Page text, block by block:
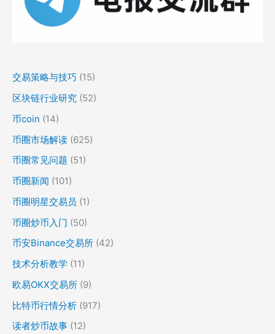
交易策略与技巧 (15)
区块链行业研究 (52)
币coin (14)
币圈市场解读 (625)
币圈常见问题 (51)
币圈新闻 (101)
币圈明星交易员 (1)
币圈炒币入门 (50)
币安Binance交易所 (42)
技术分析教学 (11)
欧易OKX交易所 (9)
比特币行情分析 (917)
读者炒币故事 (12)